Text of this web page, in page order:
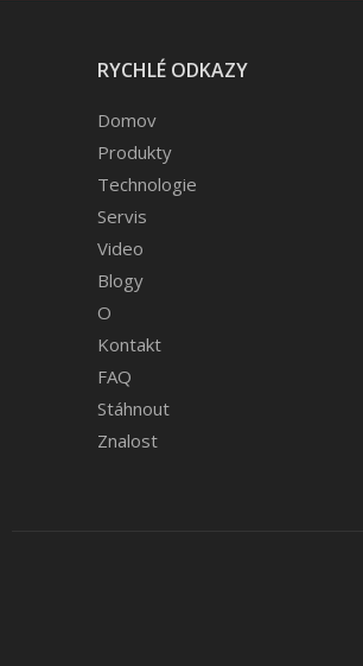
RYCHLÉ ODKAZY
Domov
Produkty
Technologie
Servis
Video
Blogy
O
Kontakt
FAQ
Stáhnout
Znalost